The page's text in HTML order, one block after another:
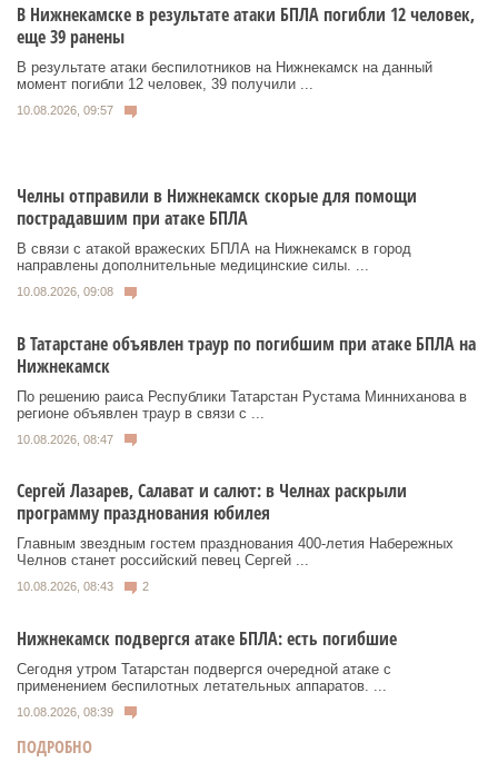
В Нижнекамске в результате атаки БПЛА погибли 12 человек,
еще 39 ранены
В результате атаки беспилотников на Нижнекамск на данный
момент погибли 12 человек, 39 получили ...
10.08.2026, 09:57
Челны отправили в Нижнекамск скорые для помощи
пострадавшим при атаке БПЛА
В связи с атакой вражеских БПЛА на Нижнекамск в город
направлены дополнительные медицинские силы. ...
10.08.2026, 09:08
В Татарстане объявлен траур по погибшим при атаке БПЛА на
Нижнекамск
По решению раиса Республики Татарстан Рустама Минниханова в
регионе объявлен траур в связи с ...
10.08.2026, 08:47
Сергей Лазарев, Салават и салют: в Челнах раскрыли
программу празднования юбилея
Главным звездным гостем празднования 400-летия Набережных
Челнов станет российский певец Сергей ...
10.08.2026, 08:43 2
Нижнекамск подвергся атаке БПЛА: есть погибшие
Сегодня утром Татарстан подвергся очередной атаке с
применением беспилотных летательных аппаратов. ...
10.08.2026, 08:39
ПОДРОБНО